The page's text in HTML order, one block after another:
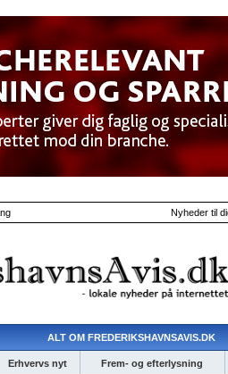
Nyheder til
ALT OM FREDERIKSHAVNSAVIS.DK
Erhvervs nyt Frem- og efterlysning